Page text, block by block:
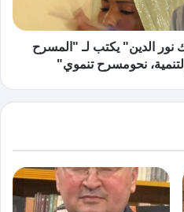
نور الدين" يكتب لـ "المسرح
نحومسرح تنموي"